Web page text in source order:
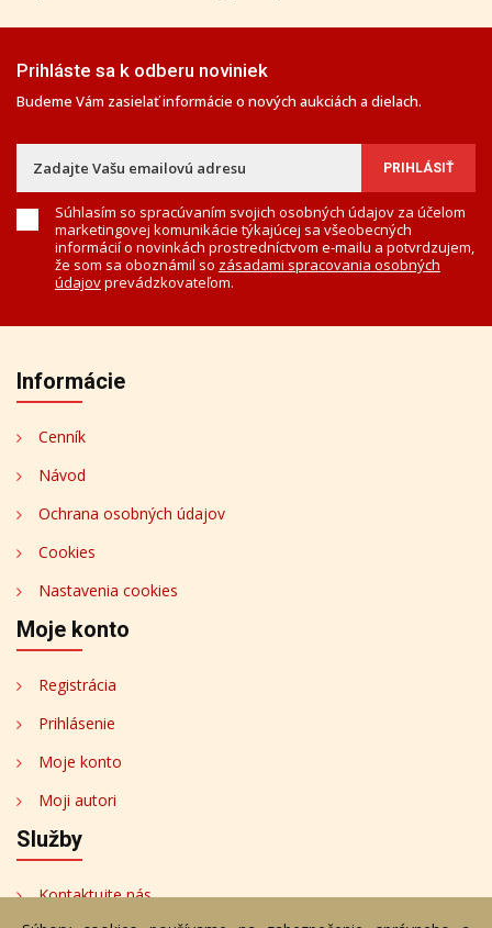
Prihláste sa k odberu noviniek
Budeme Vám zasielať informácie o nových aukciách a dielach.
Súhlasím so spracúvaním svojich osobných údajov za účelom
marketingovej komunikácie týkajúcej sa všeobecných
informácií o novinkách prostredníctvom e-mailu a potvrdzujem,
že som sa oboznámil so zásadami spracovania osobných
údajovprevádzkovateľom.
Informácie
Cenník
Návod
Ochrana osobných údajov
Cookies
Nastavenia cookies
Moje konto
Registrácia
Prihlásenie
Moje konto
Moji autori
Služby
Kontaktujte nás